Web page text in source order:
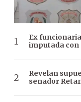
Ex
imputada
Revelan
senador